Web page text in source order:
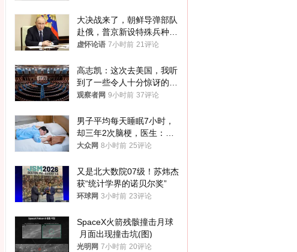
大决战来了，朝鲜导弹部队
赴俄，普京新设特殊兵种，
76岁老将扛旗
虚怀论语 7小时前 21评论
高志凯：这次去美国，我听
到了一些令人十分惊讶的消
息
观察者网 9小时前 37评论
男子平均每天睡眠7小时，
却三年2次脑梗，医生：这
样睡觉更伤身
大众网 8小时前 25评论
又是北大数院07级！苏炜杰
获“统计学界的诺贝尔奖”
环球网 3小时前 23评论
SpaceX火箭残骸撞击月球
月面出现撞击坑(图)
光明网 7小时前 20评论